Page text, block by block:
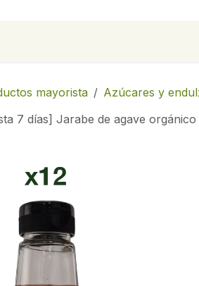
mayorista
Azúcares y
7 días] Jarabe de agave orgánico